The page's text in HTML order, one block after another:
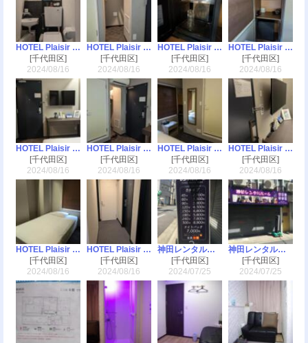
HOTEL Plaisir Akihabara(ホテルプレジール秋葉原)
[千代田区]
2024/08/16
HOTEL Plaisir Akihabara(ホテルプレジール秋葉原)
[千代田区]
2024/08/16
HOTEL Plaisir Akihabara(ホテルプレジール秋葉原)
[千代田区]
2024/08/16
HOTEL Plaisir Akihabara(ホテルプレジール秋葉原)
[千代田区]
2024/08/16
HOTEL Plaisir Akihabara(ホテルプレジール秋葉原)
[千代田区]
2024/08/16
HOTEL Plaisir Akihabara(ホテルプレジール秋葉原)
[千代田区]
2024/08/16
HOTEL Plaisir Akihabara(ホテルプレジール秋葉原)
[千代田区]
2024/08/16
HOTEL Plaisir Akihabara(ホテルプレジール秋葉原)
[千代田区]
2024/08/16
HOTEL Plaisir Akihabara(ホテルプレジール秋葉原)
[千代田区]
2024/08/16
HOTEL Plaisir Akihabara(ホテルプレジール秋葉原)
[千代田区]
2024/08/16
神田レンタルルーム
[千代田区]
2024/07/25
神田レンタルルーム
[千代田区]
2024/07/25